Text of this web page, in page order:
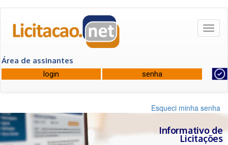
Área de assinantes
Esqueci minha senha
Informativo de
Licitações